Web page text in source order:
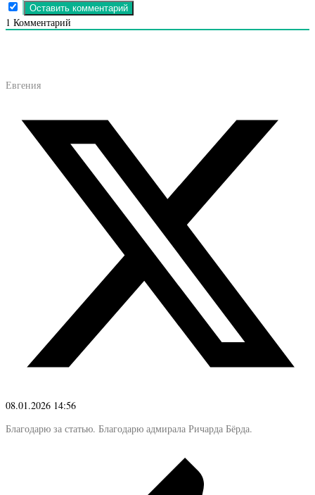
1 Комментарий
Евгения
08.01.2026 14:56
Благодарю за статью. Благодарю адмирала Ричарда Бёрда.